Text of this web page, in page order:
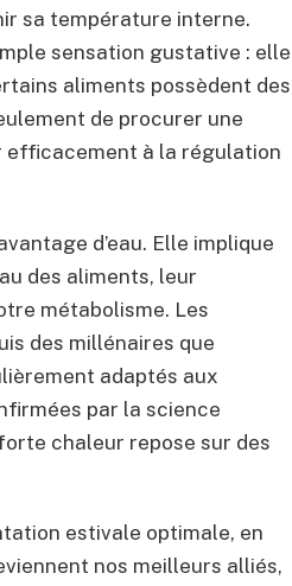
sa température interne.
sensation gustative : elle
aliments possèdent des
de procurer une
efficacement à la régulation
d’eau. Elle implique
des aliments, leur
métabolisme. Les
des millénaires que
adaptés aux
par la science
chaleur repose sur des
estivale optimale, en
nos meilleurs alliés,